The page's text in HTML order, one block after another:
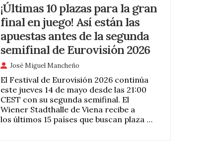
¡Últimas 10 plazas para la gran
final en juego! Así están las
apuestas antes de la segunda
semifinal de Eurovisión 2026
José Miguel Mancheño
El Festival de Eurovisión 2026 continúa
este jueves 14 de mayo desde las 21:00
CEST con su segunda semifinal. El
Wiener Stadthalle de Viena recibe a
los últimos 15 países que buscan plaza …